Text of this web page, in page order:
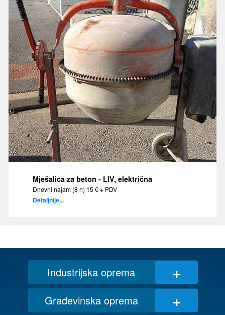
Mješalica za beton - LIV, električna
Dnevni najam (8 h) 15 € + PDV
Detaljnije...
Industrijska oprema +
Građevinska oprema +